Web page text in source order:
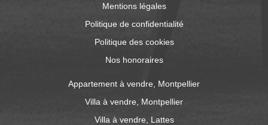
Mentions légales
Politique de confidentialité
Politique des cookies
Nos honoraires
Appartement à vendre, Montpellier
Villa à vendre, Montpellier
Villa à vendre, Lattes